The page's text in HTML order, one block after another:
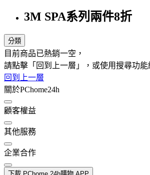
3M SPA系列兩件8折
分類
目前商品已熱銷一空，
請點擊「回到上一層」，或使用搜尋功能
回到上一層
關於PChome24h
顧客權益
其他服務
企業合作